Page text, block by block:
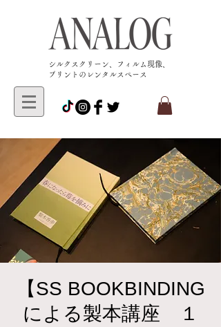
​シルクスクリーン、フィルム現像、
プリントのレンタルスペース
【SS BOOKBINDING
による製本講座 １